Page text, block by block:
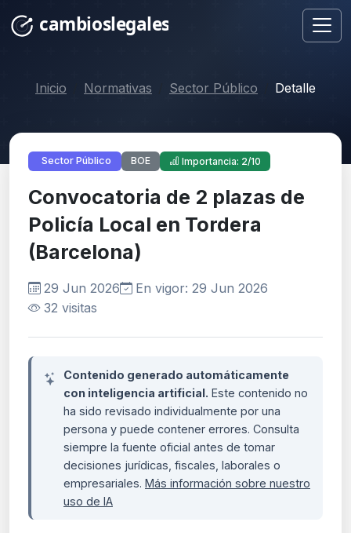
Inicio Normativas Sector Público Detalle
Sector Público BOE Importancia: 2/10
Convocatoria de 2 plazas de
Policía Local en Tordera
(Barcelona)
29 Jun 2026
En vigor: 29 Jun 2026
32 visitas
Contenido generado automáticamente
con inteligencia artificial. Este contenido no
ha sido revisado individualmente por una
persona y puede contener errores. Consulta
siempre la fuente oficial antes de tomar
decisiones jurídicas, fiscales, laborales o
empresariales. Más información sobre nuestro
uso de IA